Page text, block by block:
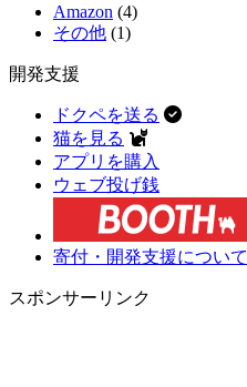
Amazon (4)
その他 (1)
開発支援
ドクペを送る
猫を見る
アプリを購入
ウェブ投げ銭
寄付・開発支援について
スポンサーリンク